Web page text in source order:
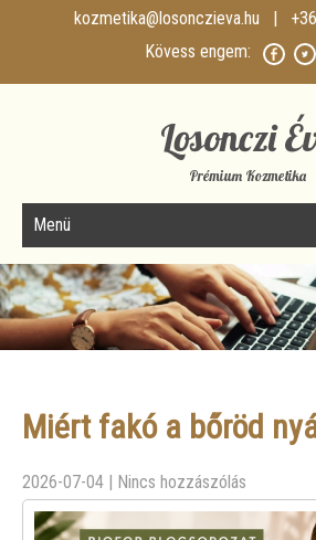
kozmetika@losonczieva.hu | +36
Losonczi
Prémium Kozmetika
Menü
Miért fakó a bőröd
2026-07-04 | Nincs hozzászólás